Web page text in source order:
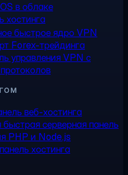
в облаке
хостинга
быстрое ядро VPN
Forex-трейдинга
управления VPN с
веб-хостинга
быстрая серверная панель
PHP и Node.js
хостинга